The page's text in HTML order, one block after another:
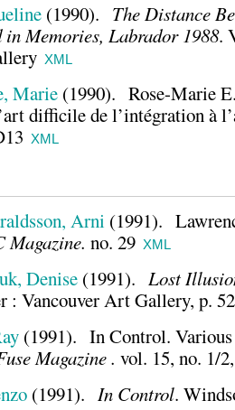
(1990). The Distance
in Memories, Labrador 1988.
XML
Marie (1990). Rose-Marie
difficile de l’intégration à
XML
Arni (1991).
Magazine. no. 29 XML
Denise (1991). Lost
: Vancouver Art Gallery, p. 52
(1991). In Control.
Magazine . vol. 15, no. 1/
(1991). In Control.